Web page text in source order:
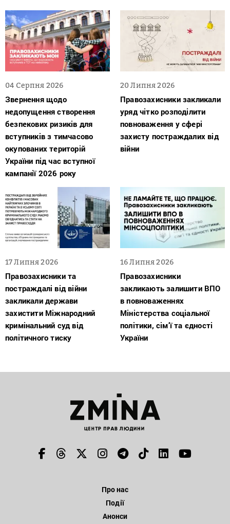
04 Серпня 2026
Звернення щодо
недопущення створення
безпекових ризиків для
вступників з тимчасово
окупованих територій
України під час вступної
кампанії 2026 року
20 Липня 2026
Правозахисники закликали
уряд чітко розподілити
повноваження у сфері
захисту постраждалих від
війни
17 Липня 2026
Правозахисники та
постраждалі від війни
закликали держави
захистити Міжнародний
кримінальний суд від
політичного тиску
16 Липня 2026
Правозахисники
закликають залишити ВПО
в повноваженнях
Міністерства соціальної
політики, сім’ї та єдності
України
Про нас
Події
Анонси